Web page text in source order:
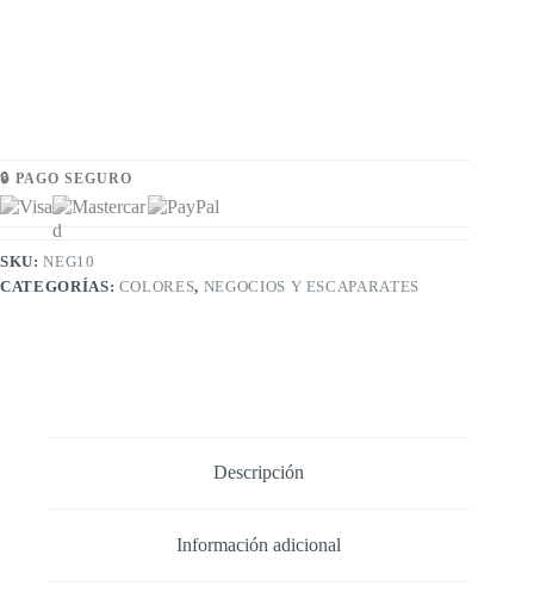
🔒 PAGO SEGURO
SKU:NEG10
CATEGORÍAS: COLORES, NEGOCIOS Y ESCAPARATES
Descripción
Información adicional